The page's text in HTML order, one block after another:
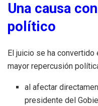
Una causa
político
El juicio se ha
mayor repercusión
al afectar
presidente del